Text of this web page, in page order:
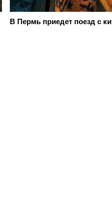
В Пермь приедет поезд с